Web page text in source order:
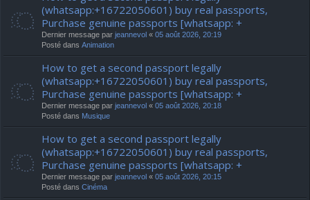
(whatsapp:+16722050601) buy real passports,
Purchase genuine passports [whatsapp: +
Dernier message par jeannevol « 05 août 2026, 20:19
Posté dans Animation
How to get a second passport legally
(whatsapp:+16722050601) buy real passports,
Purchase genuine passports [whatsapp: +
Dernier message par jeannevol « 05 août 2026, 20:18
Posté dans Musique
How to get a second passport legally
(whatsapp:+16722050601) buy real passports,
Purchase genuine passports [whatsapp: +
Dernier message par jeannevol « 05 août 2026, 20:15
Posté dans Cinéma